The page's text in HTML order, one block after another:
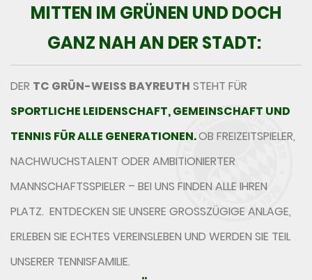
MITTEN IM GRÜNEN UND DOCH
GANZ NAH AN DER STADT:
DER TC GRÜN-WEISS BAYREUTH
STEHT FÜR
SPORTLICHE LEIDENSCHAFT, GEMEINSCHAFT UND
TENNIS FÜR ALLE GENERATIONEN.OB FREIZEITSPIELER,
NACHWUCHSTALENT ODER AMBITIONIERTER
MANNSCHAFTSSPIELER – BEI UNS FINDEN ALLE IHREN
PLATZ. ENTDECKEN SIE UNSERE GROSSZÜGIGE ANLAGE, E
RLEBEN SIE ECHTES VEREINSLEBEN UND WERDEN SIE TEIL U
NSERER TENNISFAMILIE.